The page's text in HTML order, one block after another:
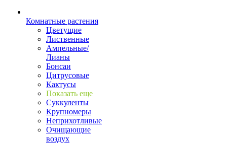
Комнатные растения
Цветущие
Лиственные
Ампельные/
Лианы
Бонсаи
Цитрусовые
Кактусы
Показать еще
Суккуленты
Крупномеры
Неприхотливые
Очищающие
воздух